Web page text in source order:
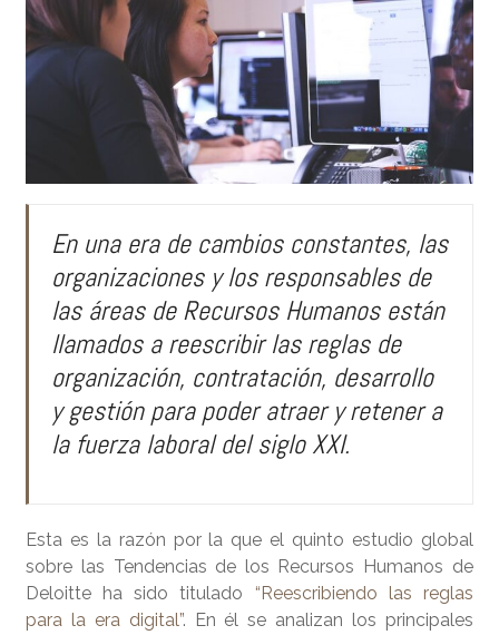
En una era de cambios constantes, las
organizaciones y los responsables de
las áreas de Recursos Humanos están
llamados a reescribir las reglas de
organización, contratación, desarrollo
y gestión para poder atraer y retener a
la fuerza laboral del siglo XXI.
Esta es la razón por la que el quinto estudio global
sobre las Tendencias de los Recursos Humanos de
Deloitte ha sido titulado “Reescribiendo las reglas
para la era digital”. En él se analizan los principales